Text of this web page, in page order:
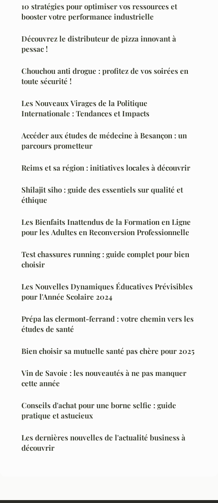
10 stratégies pour optimiser vos ressources et
booster votre performance industrielle
Découvrez le distributeur de pizza innovant à
pessac !
Chouchou anti drogue : profitez de vos soirées en
toute sécurité !
Les Nouveaux Virages de la Politique
Internationale : Tendances et Impacts
Accéder aux études de médecine à Besançon : un
parcours prometteur
Reims et sa région : initiatives locales à découvrir
Shilajit siho : guide des essentiels sur qualité et
éthique
Les Bienfaits Inattendus de la Formation en Ligne
pour les Adultes en Reconversion Professionnelle
Test chassures running : guide complet pour bien
choisir
Les Nouvelles Dynamiques Éducatives Prévisibles
pour l'Année Scolaire 2024
Prépa las clermont-ferrand : votre chemin vers les
études de santé
Bien choisir sa mutuelle santé pas chère pour 2025
Vin de Savoie : les nouveautés à ne pas manquer
cette année
Conseils d'achat pour une borne selfie : guide
pratique et astucieux
Les dernières nouvelles de l'actualité business à
découvrir